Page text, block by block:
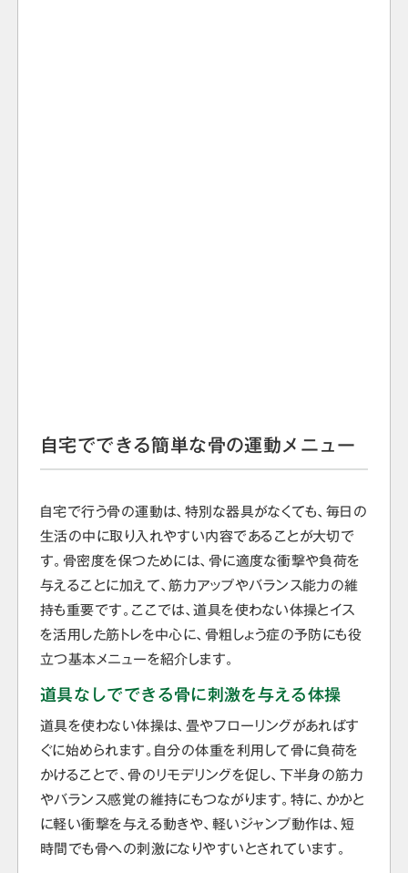
自宅でできる簡単な骨の運動メニュー
自宅で行う骨の運動は、特別な器具がなくても、毎日の
生活の中に取り入れやすい内容であることが大切で
す。骨密度を保つためには、骨に適度な衝撃や負荷を
与えることに加えて、筋力アップやバランス能力の維
持も重要です。ここでは、道具を使わない体操とイス
を活用した筋トレを中心に、骨粗しょう症の予防にも役
立つ基本メニューを紹介します。
道具なしでできる骨に刺激を与える体操
道具を使わない体操は、畳やフローリングがあればす
ぐに始められます。自分の体重を利用して骨に負荷を
かけることで、骨のリモデリングを促し、下半身の筋力
やバランス感覚の維持にもつながります。特に、かかと
に軽い衝撃を与える動きや、軽いジャンプ動作は、短
時間でも骨への刺激になりやすいとされています。